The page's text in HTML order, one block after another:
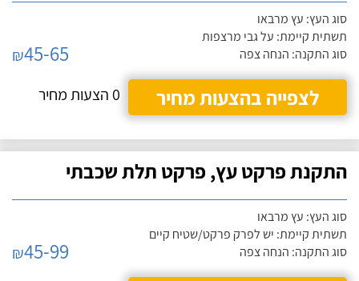
סוג העץ: עץ מרבאו
תשתית קיימת: על גבי מרצפות
סוג התקנה: הנחה צפה
₪45-65
לצפייה בהצעות מחיר
0 הצעות מחיר
התקנת פרקט עץ, פרקט תלת שכבתי
סוג העץ: עץ מרבאו
תשתית קיימת: יש לפרק פרקט/שטיח קיים
סוג התקנה: הנחה צפה
₪45-99